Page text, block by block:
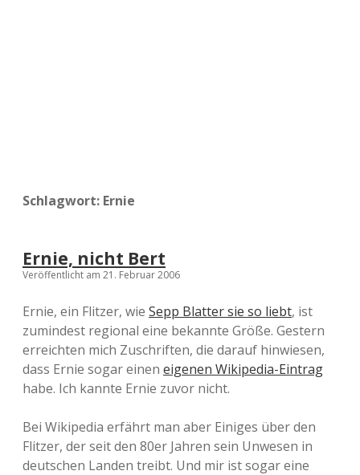
Schlagwort: Ernie
Ernie, nicht Bert
Veröffentlicht am 21. Februar 2006
Ernie, ein Flitzer, wie Sepp Blatter sie so liebt, ist
zumindest regional eine bekannte Größe. Gestern
erreichten mich Zuschriften, die darauf hinwiesen,
dass Ernie sogar einen eigenen Wikipedia-Eintrag
habe. Ich kannte Ernie zuvor nicht.
Bei Wikipedia erfährt man aber Einiges über den
Flitzer, der seit den 80er Jahren sein Unwesen in
deutschen Landen treibt. Und mir ist sogar eine